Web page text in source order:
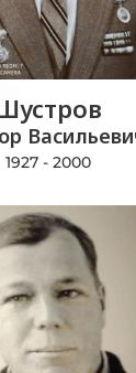
1927 - 2000